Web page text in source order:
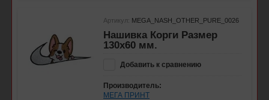
Артикул: MEGA_NASH_OTHER_PURE_0026
Нашивка Корги Размер
130х60 мм.
Добавить к сравнению
Производитель:
МЕГА ПРИНТ